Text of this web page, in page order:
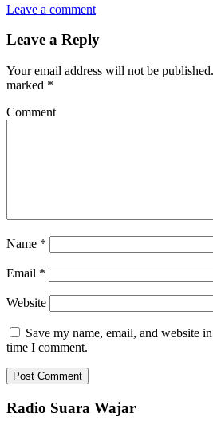
Leave a comment
Leave a Reply
Your email address will not be published.
marked *
Comment
Name *
Email *
Website
Save my name, email, and website
time I comment.
Radio Suara Wajar